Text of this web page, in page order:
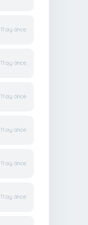
11 ay önce
11 ay önce
11 ay önce
11 ay önce
11 ay önce
11 ay önce